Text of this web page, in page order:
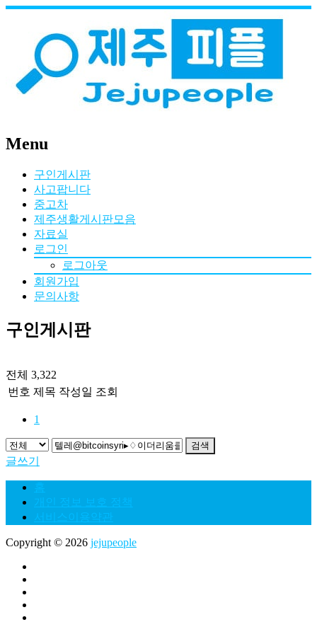
Menu
구인게시판
사고팝니다
중고차
제주생활게시판모음
자료실
로그인
로그아웃
회원가입
문의사항
구인게시판
전체 3,322
번호 제목 작성일 조회
1
검색
글쓰기
홈
개인 정보 보호 정책
서비스이용약관
Copyright © 2026 jejupeople